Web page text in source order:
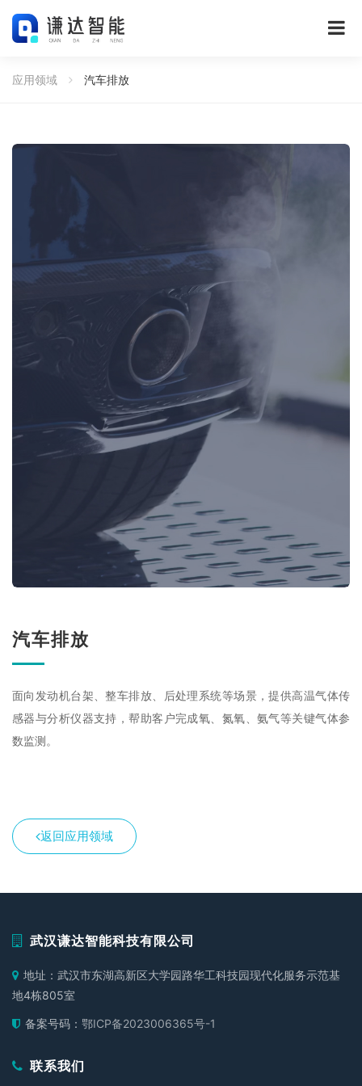
应用领域 汽车排放
汽车排放
面向发动机台架、整车排放、后处理系统等场景，提供高温气体传
感器与分析仪器支持，帮助客户完成氧、氮氧、氨气等关键气体参
数监测。
返回应用领域
武汉谦达智能科技有限公司
地址：武汉市东湖高新区大学园路华工科技园现代化服务示范基
地4栋805室
备案号码： 鄂ICP备2023006365号-1
联系我们